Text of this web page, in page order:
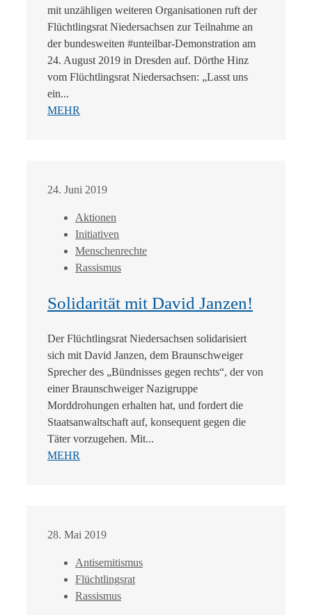
mit unzähligen weiteren Organisationen ruft der
Flüchtlingsrat Niedersachsen zur Teilnahme an
der bundesweiten #unteilbar-Demonstration am
24. August 2019 in Dresden auf. Dörthe Hinz
vom Flüchtlingsrat Niedersachsen: „Lasst uns
ein...
MEHR
24. Juni 2019
Aktionen
Initiativen
Menschenrechte
Rassismus
Solidarität mit David Janzen!
Der Flüchtlingsrat Niedersachsen solidarisiert
sich mit David Janzen, dem Braunschweiger
Sprecher des „Bündnisses gegen rechts“, der von
einer Braunschweiger Nazigruppe
Morddrohungen erhalten hat, und fordert die
Staatsanwaltschaft auf, konsequent gegen die
Täter vorzugehen. Mit...
MEHR
28. Mai 2019
Antisemitismus
Flüchtlingsrat
Rassismus